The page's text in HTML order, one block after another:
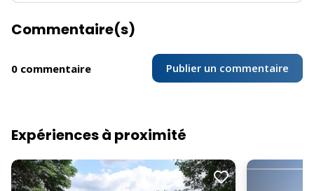
Commentaire(s)
0 commentaire Publier un commentaire
Expériences à proximité